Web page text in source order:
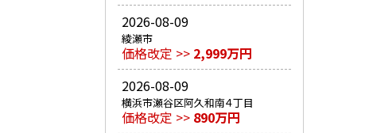
2026-08-09
綾瀬市
価格改定 >> 2,999万円
2026-08-09
横浜市瀬谷区阿久和南４丁目
価格改定 >> 890万円